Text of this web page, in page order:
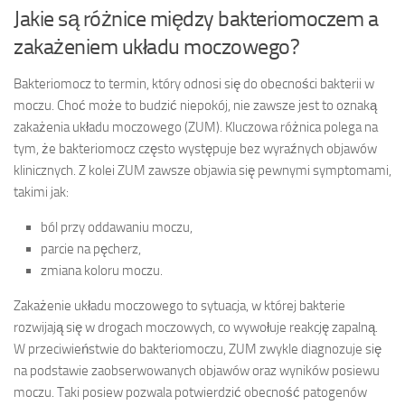
Jakie są różnice między bakteriomoczem a
zakażeniem układu moczowego?
Bakteriomocz to termin, który odnosi się do obecności bakterii w
moczu. Choć może to budzić niepokój, nie zawsze jest to oznaką
zakażenia układu moczowego (ZUM). Kluczowa różnica polega na
tym, że bakteriomocz często występuje bez wyraźnych objawów
klinicznych. Z kolei ZUM zawsze objawia się pewnymi symptomami,
takimi jak:
ból przy oddawaniu moczu,
parcie na pęcherz,
zmiana koloru moczu.
Zakażenie układu moczowego to sytuacja, w której bakterie
rozwijają się w drogach moczowych, co wywołuje reakcję zapalną.
W przeciwieństwie do bakteriomoczu, ZUM zwykle diagnozuje się
na podstawie zaobserwowanych objawów oraz wyników posiewu
moczu. Taki posiew pozwala potwierdzić obecność patogenów